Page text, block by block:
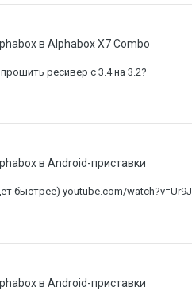
в Alphabox X7 Combo
ресивер с 3.4 на 3.2?
в Android-приставки
быстрее) youtube.com/
в Android-приставки